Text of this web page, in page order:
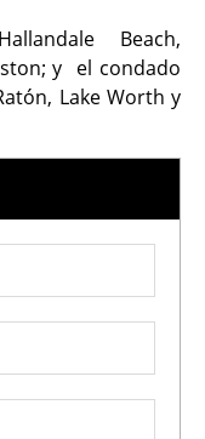
Beach,
y el condado
Lake Worth y